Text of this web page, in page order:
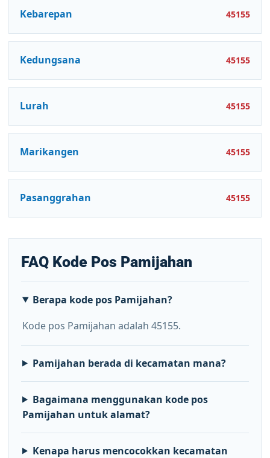
Kebarepan 45155
Kedungsana 45155
Lurah 45155
Marikangen 45155
Pasanggrahan 45155
FAQ Kode Pos Pamijahan
Berapa kode pos Pamijahan?
Kode pos Pamijahan adalah 45155.
Pamijahan berada di kecamatan mana?
Bagaimana menggunakan kode pos
Pamijahan untuk alamat?
Kenapa harus mencocokkan kecamatan